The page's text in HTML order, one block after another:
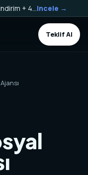
Incele →
Teklif Al